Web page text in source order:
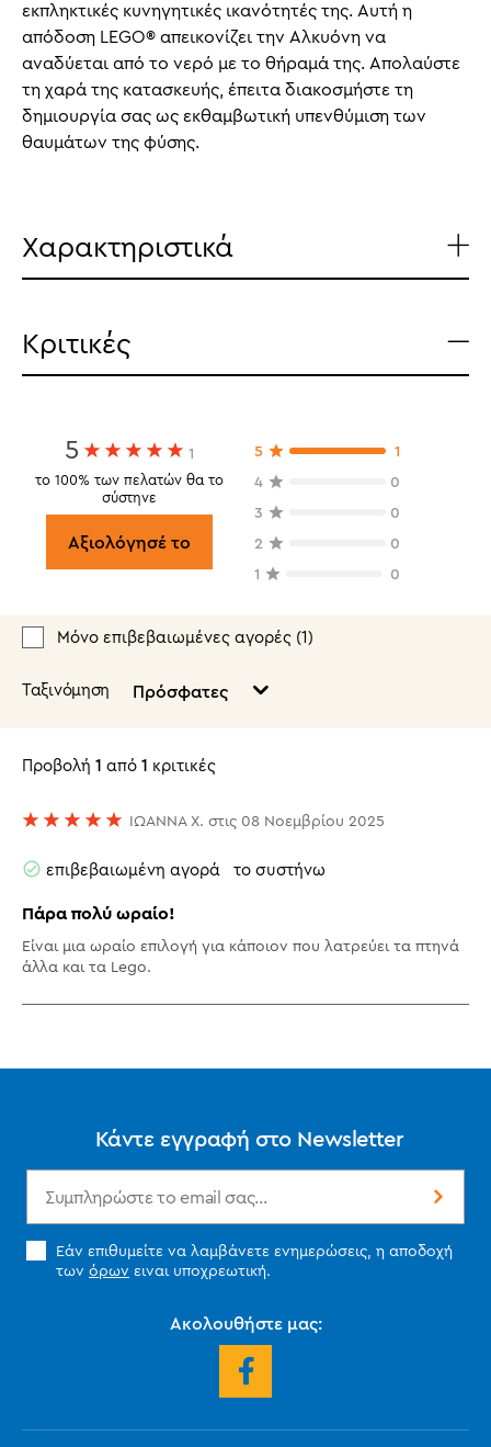
εκπληκτικές κυνηγητικές ικανότητές της. Αυτή η
απόδοση LEGO® απεικονίζει την Αλκυόνη να
αναδύεται από το νερό με το θήραμά της. Απολαύστε
τη χαρά της κατασκευής, έπειτα διακοσμήστε τη
δημιουργία σας ως εκθαμβωτική υπενθύμιση των
θαυμάτων της φύσης.
Χαρακτηριστικά
Κριτικές
5 1
το 100% των πελατών θα το
σύστηνε
Αξιολόγησέ το
5
1
4
0
3
0
2
0
1
0
Μόνο επιβεβαιωμένες αγορές (1)
Ταξινόμηση Πρόσφατες
Προβολή 1 από 1 κριτικές
ΙΩΑΝΝΑ Χ. στις 08 Νοεμβρίου 2025
επιβεβαιωμένη αγορά το συστήνω
Πάρα πολύ ωραίο!
Είναι μια ωραίο επιλογή για κάποιον που λατρεύει τα πτηνά
άλλα και τα Lego.
Κάντε εγγραφή στο Newsletter
Εάν επιθυμείτε να λαμβάνετε ενημερώσεις, η αποδοχή
των όρων ειναι υποχρεωτική.
Ακολουθήστε μας: